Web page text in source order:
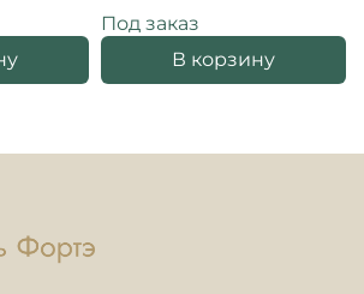
Под заказ
В корзину